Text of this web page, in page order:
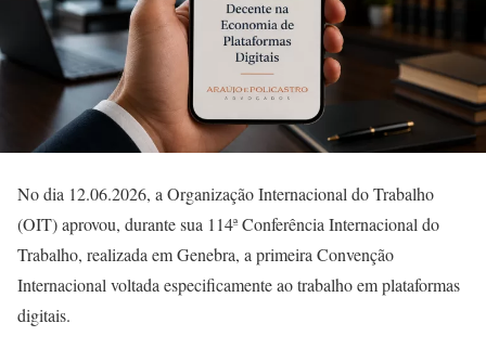
No dia 12.06.2026, a Organização Internacional do Trabalho
(OIT) aprovou, durante sua 114ª Conferência Internacional do
Trabalho, realizada em Genebra, a primeira Convenção
Internacional voltada especificamente ao trabalho em plataformas
digitais.